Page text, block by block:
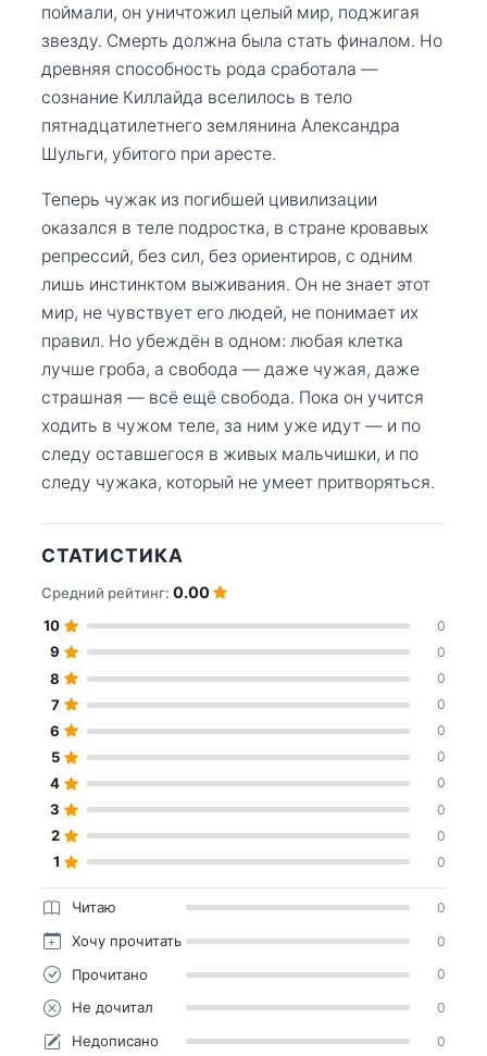
поймали, он уничтожил целый мир, поджигая
звезду. Смерть должна была стать финалом. Но
древняя способность рода сработала —
сознание Киллайда вселилось в тело
пятнадцатилетнего землянина Александра
Шульги, убитого при аресте.
Теперь чужак из погибшей цивилизации
оказался в теле подростка, в стране кровавых
репрессий, без сил, без ориентиров, с одним
лишь инстинктом выживания. Он не знает этот
мир, не чувствует его людей, не понимает их
правил. Но убеждён в одном: любая клетка
лучше гроба, а свобода — даже чужая, даже
страшная — всё ещё свобода. Пока он учится
ходить в чужом теле, за ним уже идут — и по
следу оставшегося в живых мальчишки, и по
следу чужака, который не умеет притворяться.
СТАТИСТИКА
Средний рейтинг: 0.00
10 0
9 0
8 0
7 0
6 0
5 0
4 0
3 0
2 0
1 0
Читаю 0
Хочу прочитать 0
Прочитано 0
Не дочитал 0
Недописано 0